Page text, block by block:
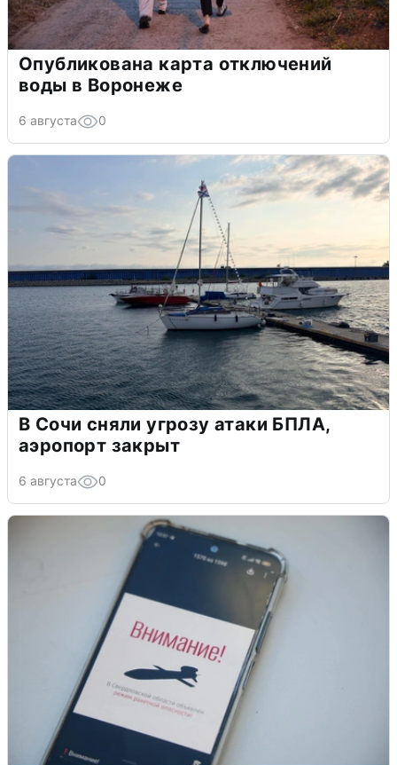
Опубликована карта отключений
воды в Воронеже
6 августа 0
В Сочи сняли угрозу атаки БПЛА,
аэропорт закрыт
6 августа 0